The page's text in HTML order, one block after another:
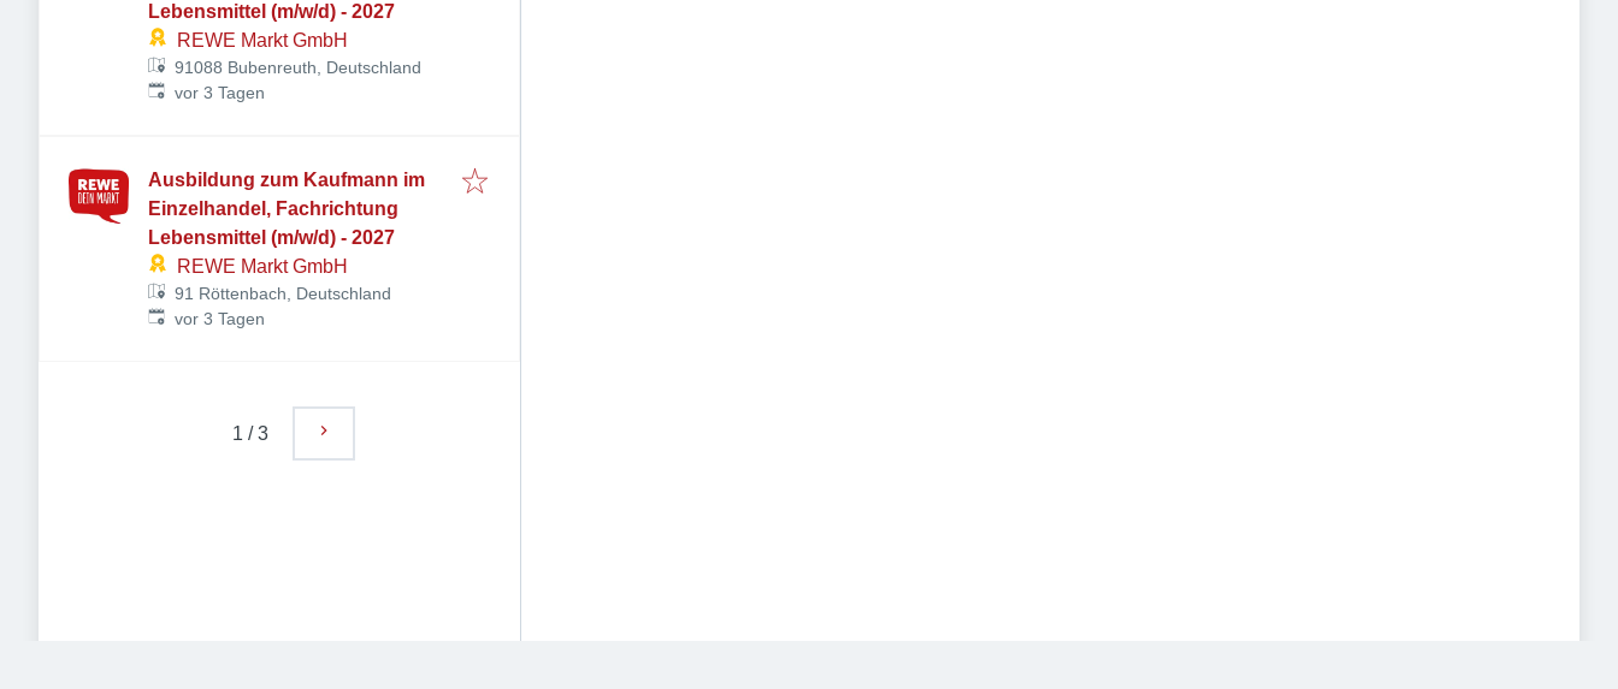
Lebensmittel (m/w/d) - 2027
REWE Markt GmbH
91088 Bubenreuth, Deutschland
Veröffentlicht:
vor 3 Tagen
Ausbildung zum Kaufmann im
Einzelhandel, Fachrichtung
Lebensmittel (m/w/d) - 2027
REWE Markt GmbH
91 Röttenbach, Deutschland
Veröffentlicht:
vor 3 Tagen
1 /3